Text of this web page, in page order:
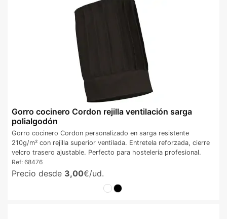
Gorro cocinero Cordon rejilla ventilación sarga
polialgodón
Gorro cocinero Cordon personalizado en sarga resistente
210g/m² con rejilla superior ventilada. Entretela reforzada, cierre
velcro trasero ajustable. Perfecto para hostelería profesional.
Ref: 68476
Precio desde 3,00€/ud.